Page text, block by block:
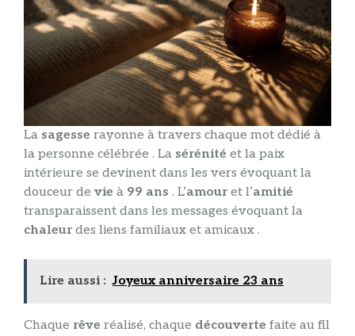
La sagesse rayonne à travers chaque mot dédié à
la personne célébrée . La sérénité et la paix
intérieure se devinent dans les vers évoquant la
douceur de vie à 99 ans . L’amouret l’amitié
transparaissent dans les messages évoquant la
chaleurdes liens familiaux et amicaux .
Lire aussi : Joyeux anniversaire 23 ans
Chaque rêve réalisé, chaque découverte faite au fil